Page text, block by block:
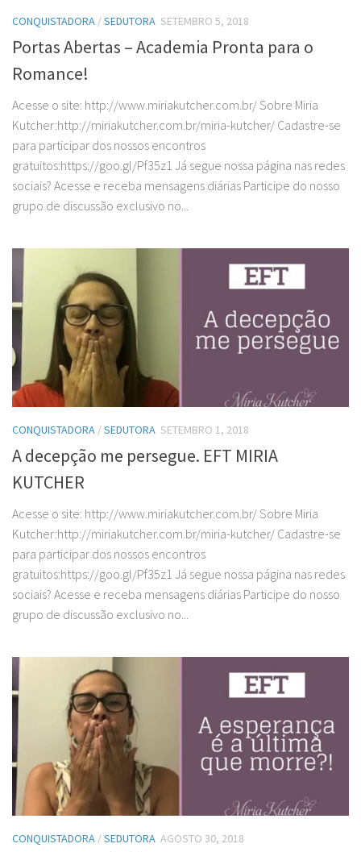
CONQUISTADORA /SEDUTORA SETEMBRO 5, 2018
Portas Abertas – Academia Pronta para o
Romance!
Acesse o site: http://www.miriakutcher.com.br/ Sobre Miria
Kutcher:http://miriakutcher.com.br/miria-kutcher/ Cadastre-se
para participar dos nossos encontros
gratuitos:https://goo.gl/Pf35z1 Já segue nossa página nas redes
sociais? Acesse e receba mensagens diárias Participe do nosso
grupo de discussão exclusivo no...
CONQUISTADORA /SEDUTORA SETEMBRO 1, 2018
A decepção me persegue. EFT MIRIA
KUTCHER
Acesse o site: http://www.miriakutcher.com.br/ Sobre Miria
Kutcher:http://miriakutcher.com.br/miria-kutcher/ Cadastre-se
para participar dos nossos encontros
gratuitos:https://goo.gl/Pf35z1 Já segue nossa página nas redes
sociais? Acesse e receba mensagens diárias Participe do nosso
grupo de discussão exclusivo no...
CONQUISTADORA /SEDUTORA AGOSTO 30, 2018